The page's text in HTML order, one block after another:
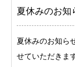
夏休みのお知
夏休みのお知ら
せていただきま